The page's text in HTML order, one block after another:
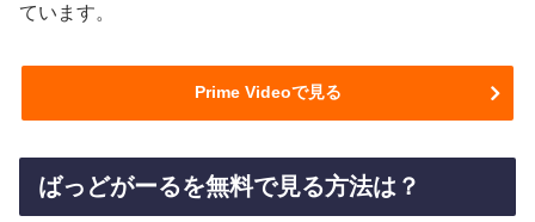
ています。
Prime Videoで見る
ばっどがーるを無料で見る方法は？